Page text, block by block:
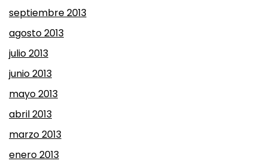
septiembre 2013
agosto 2013
julio 2013
junio 2013
mayo 2013
abril 2013
marzo 2013
enero 2013